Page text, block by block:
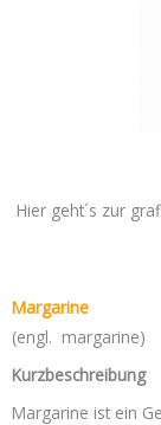
Hier geht´s zur
Margarine
(engl. margarine)
Kurzbeschreibung
Margarine ist ein